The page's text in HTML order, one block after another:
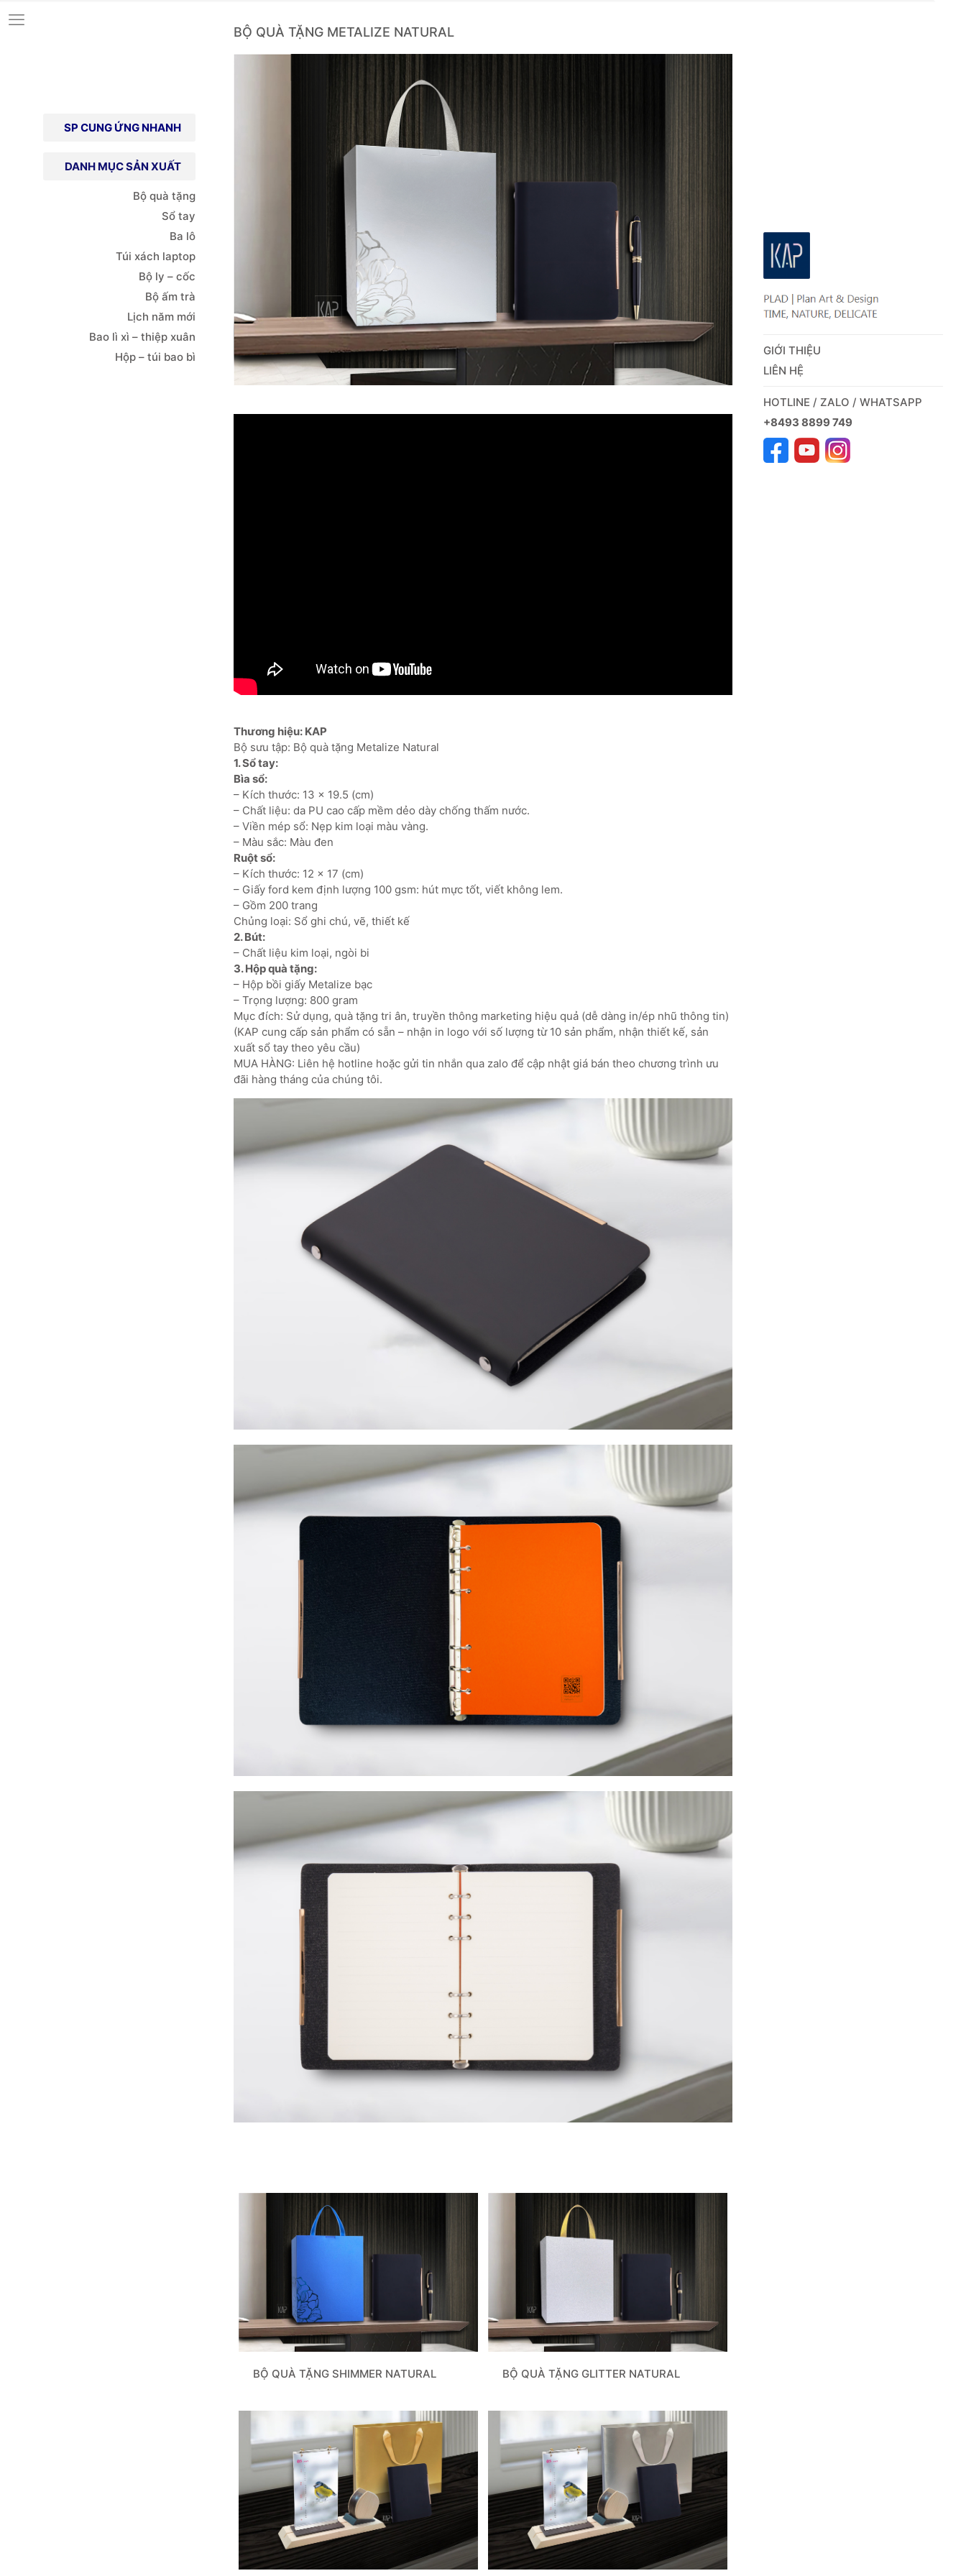
BỘ QUÀ TẶNG METALIZE NATURAL
Thương hiệu: KAP
Bộ sưu tập: Bộ quà tặng Metalize Natural
1. Sổ tay:
Bìa sổ:
– Kích thước: 13 x 19.5 (cm)
– Chất liệu: da PU cao cấp mềm dẻo dày chống thấm nước.
– Viền mép sổ: Nẹp kim loại màu vàng.
– Màu sắc: Màu đen
Ruột sổ:
– Kích thước: 12 x 17 (cm)
– Giấy ford kem định lượng 100 gsm: hút mực tốt, viết không lem.
– Gồm 200 trang
Chủng loại: Sổ ghi chú, vẽ, thiết kế
2. Bút:
– Chất liệu kim loại, ngòi bi
3. Hộp quà tặng:
– Hộp bồi giấy Metalize bạc
– Trọng lượng: 800 gram
Mục đích: Sử dụng, quà tặng tri ân, truyền thông marketing hiệu quả (dễ dàng in/ép nhũ thông tin)
(KAP cung cấp sản phẩm có sẵn – nhận in logo với số lượng từ 10 sản phẩm, nhận thiết kế, sản
xuất sổ tay theo yêu cầu)
MUA HÀNG: Liên hệ hotline hoặc gửi tin nhắn qua zalo để cập nhật giá bán theo chương trình ưu
đãi hàng tháng của chúng tôi.
BỘ QUÀ TẶNG SHIMMER NATURAL BỘ QUÀ TẶNG GLITTER NATURAL
SP CUNG ỨNG NHANH
DANH MỤC SẢN XUẤT
Bộ quà tặng
Sổ tay
Ba lô
Túi xách laptop
Bộ ly – cốc
Bộ ấm trà
Lịch năm mới
Bao lì xì – thiệp xuân
Hộp – túi bao bì
GIỚI THIỆU
LIÊN HỆ
HOTLINE / ZALO / WHATSAPP
+8493 8899 749